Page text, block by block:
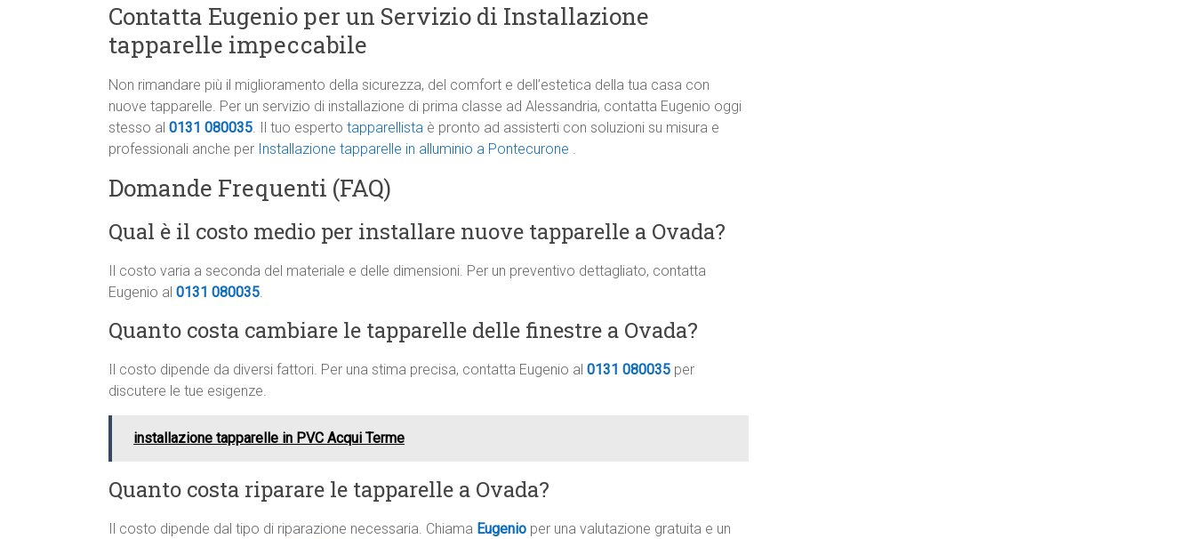
Contatta Eugenio per un Servizio di Installazione
tapparelle impeccabile
Non rimandare più il miglioramento della sicurezza, del comfort e dell’estetica della tua casa con
nuove tapparelle. Per un servizio di installazione di prima classe ad Alessandria, contatta Eugenio oggi
stesso al 0131 080035. Il tuo esperto tapparellista è pronto ad assisterti con soluzioni su misura e
professionali anche per Installazione tapparelle in alluminio a Pontecurone .
Domande Frequenti (FAQ)
Qual è il costo medio per installare nuove tapparelle a Ovada?
Il costo varia a seconda del materiale e delle dimensioni. Per un preventivo dettagliato, contatta
Eugenio al 0131 080035.
Quanto costa cambiare le tapparelle delle finestre a Ovada?
Il costo dipende da diversi fattori. Per una stima precisa, contatta Eugenio al 0131 080035 per
discutere le tue esigenze.
installazione tapparelle in PVC Acqui Terme
Quanto costa riparare le tapparelle a Ovada?
Il costo dipende dal tipo di riparazione necessaria. Chiama Eugenio per una valutazione gratuita e un